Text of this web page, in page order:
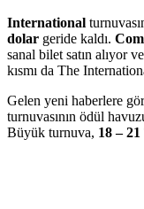
International
dolar geride kaldı.
sanal bilet satın alıyor
kısmı da The
Gelen yeni haberlere
turnuvasının ödül
Büyük turnuva, 18 –